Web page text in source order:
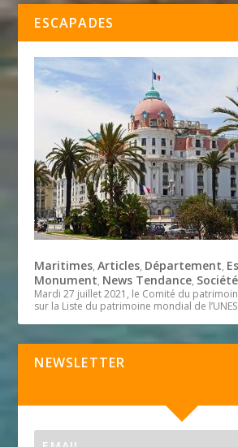
ESCAPADES
Maritimes,Articles, Département,
Monument, News Tendance, Société
Mardi 27 juillet 2021, le Comité du
sur la Liste du patrimoine mondial de
NEWSLETTER